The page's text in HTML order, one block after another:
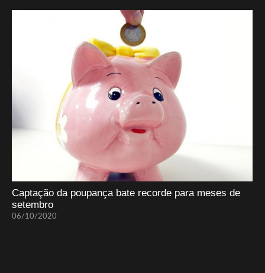
Captação da poupança bate recorde para meses de
setembro
06/10/2020